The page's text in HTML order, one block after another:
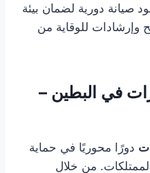
صيانة دورية لضمان بيئة
وإرشادات للوقاية من
في البطين –
دورًا محوريًا في حماية
من خلال